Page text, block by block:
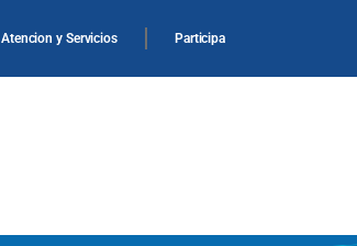
Atencion y Servicios Participa